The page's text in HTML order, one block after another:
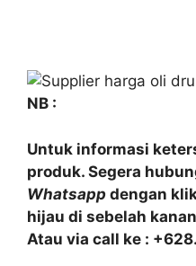
NB :
Untuk informasi
produk. Segera
Whatsapp dengan
hijau di sebelah
Atau via call ke :